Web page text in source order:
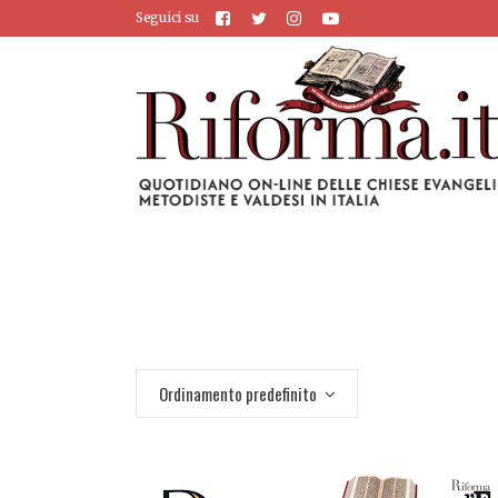
Seguici su
Ordinamento predefinito